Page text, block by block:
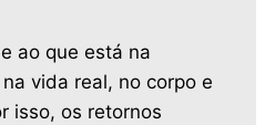
ao que está na
vida real, no corpo e
isso, os retornos